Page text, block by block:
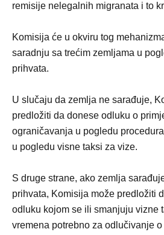
remisije nelegalnih migranata i to
Komisija će u okviru tog
saradnju sa trećim zemljama u
prihvata.
U slučaju da zemlja ne sarađuje,
predložiti da donese odluku o
ograničavanja u pogledu
u pogledu visne taksi za vize.
S druge strane, ako zemlja
prihvata, Komisija može predložiti
odluku kojom se ili smanjuju vizne
vremena potrebno za odlučivanje